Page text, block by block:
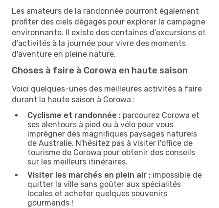
Les amateurs de la randonnée pourront également
profiter des ciels dégagés pour explorer la campagne
environnante. Il existe des centaines d’excursions et
d’activités à la journée pour vivre des moments
d'aventure en pleine nature.
Choses à faire à Corowa en haute saison
Voici quelques-unes des meilleures activités à faire
durant la haute saison à Corowa :
Cyclisme et randonnée : parcourez Corowa et
ses alentours à pied ou à vélo pour vous
imprégner des magnifiques paysages naturels
de Australie. N'hésitez pas à visiter l'office de
tourisme de Corowa pour obtenir des conseils
sur les meilleurs itinéraires.
Visiter les marchés en plein air : impossible de
quitter la ville sans goûter aux spécialités
locales et acheter quelques souvenirs
gourmands !